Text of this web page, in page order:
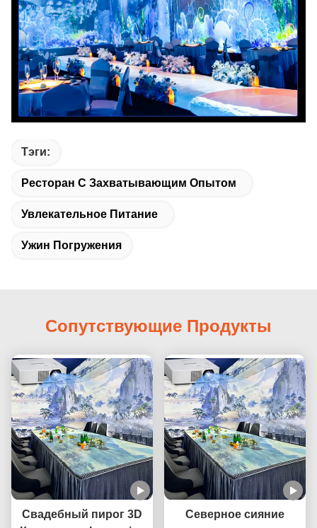
Тэги:
Ресторан С Захватывающим Опытом
Увлекательное Питание
Ужин Погружения
Сопутствующие Продукты
Свадебный пирог 3D
Северное сияние